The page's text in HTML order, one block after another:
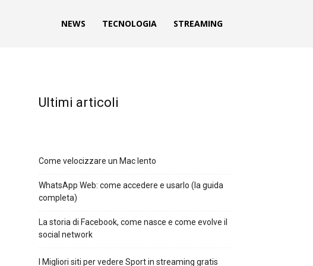
NEWS TECNOLOGIA STREAMING
Ultimi articoli
Come velocizzare un Mac lento
WhatsApp Web: come accedere e usarlo (la guida
completa)
La storia di Facebook, come nasce e come evolve il
social network
I Migliori siti per vedere Sport in streaming gratis